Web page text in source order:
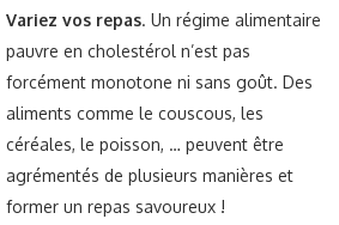
Variez vos repas. Un régime alimentaire
pauvre en cholestérol n’est pas
forcément monotone ni sans goût. Des
aliments comme le couscous, les
céréales, le poisson, … peuvent être
agrémentés de plusieurs manières et
former un repas savoureux !